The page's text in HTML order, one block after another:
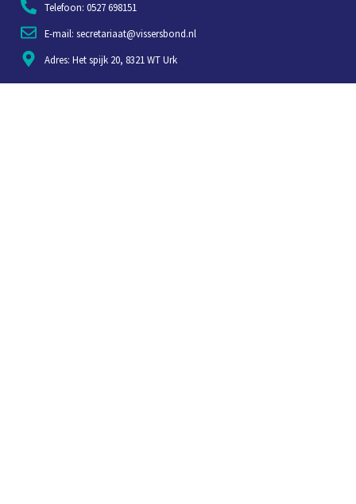
Telefoon: 0527 698151
E-mail: secretariaat@vissersbond.nl
Adres: Het spijk 20, 8321 WT Urk